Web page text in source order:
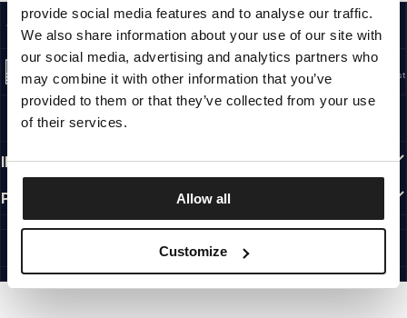
provide social media features and to analyse our traffic.
We also share information about your use of our site with
our social media, advertising and analytics partners who
may combine it with other information that you’ve
provided to them or that they’ve collected from your use
of their services.
Allow all
Customize
JAKOŚĆ TO DLA NAS PRIORYTET
Naszą odzież produkujemy z pasją. Nie idziemy na kompromis w kwestiach
wytrzymałości, długowieczności materiałów i dbałości o detal.
US ORIGIN
Nasze korzenie sięgają San Diego z początku lat 90-tych XX wieku. Nasz styl jest
surowy, autentyczny i bezkompromisowy.
Nasze kolekcje wybierają sportowcy, fighterzy i uparci indywidualiści.
INFORMACJE
PRZYDATNE LINKI
PL INTERNATIONAL
SITE CREDITS
IDŹ DO GÓRY